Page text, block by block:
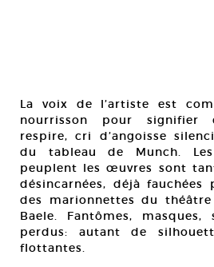
La voix de l’artiste est
nourrisson pour signifier
respire, cri d’angoisse
du tableau de Munch.
peuplent les œuvres sont
désincarnées, déjà
des marionnettes du
Baele. Fantômes, masques,
perdus: autant de
flottantes.